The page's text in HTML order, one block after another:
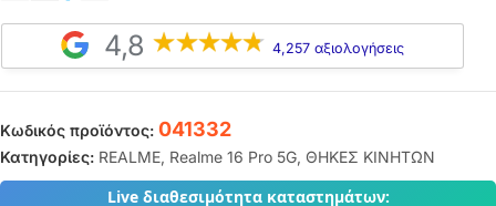
4,8 4,257 αξιολογήσεις
Κωδικός προϊόντος: 041332
Κατηγορίες: REALME, Realme 16 Pro 5G, ΘΗΚΕΣ ΚΙΝΗΤΩΝ
Live διαθεσιμότητα καταστημάτων: